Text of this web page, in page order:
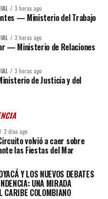
3 horas ago
— Ministerio del Trabajo
3 horas ago
— Ministerio de Relaciones
3 horas ago
de Justicia y del
2 días ago
volvió a caer sobre
las Fiestas del Mar
Y LOS NUEVOS DEBATES
UNA MIRADA
CARIBE COLOMBIANO